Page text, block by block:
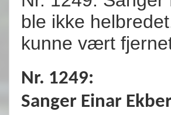
ble ikke
kunne vært
Nr. 1249:
Sanger Einar